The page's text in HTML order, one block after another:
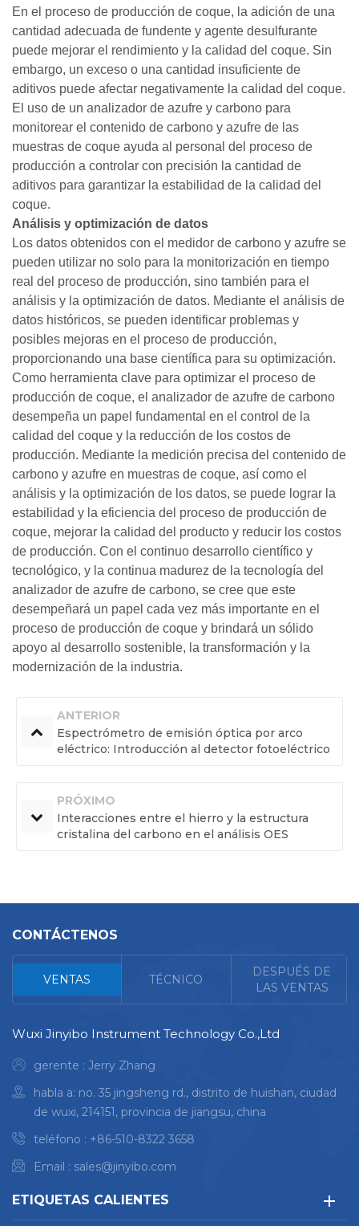
En el proceso de producción de coque, la adición de una
cantidad adecuada de fundente y agente desulfurante
puede mejorar el rendimiento y la calidad del coque. Sin
embargo, un exceso o una cantidad insuficiente de
aditivos puede afectar negativamente la calidad del coque.
El uso de un analizador de azufre y carbono para
monitorear el contenido de carbono y azufre de las
muestras de coque ayuda al personal del proceso de
producción a controlar con precisión la cantidad de
aditivos para garantizar la estabilidad de la calidad del
coque.
Análisis y optimización de datos
Los datos obtenidos con el medidor de carbono y azufre se
pueden utilizar no solo para la monitorización en tiempo
real del proceso de producción, sino también para el
análisis y la optimización de datos. Mediante el análisis de
datos históricos, se pueden identificar problemas y
posibles mejoras en el proceso de producción,
proporcionando una base científica para su optimización.
Como herramienta clave para optimizar el proceso de
producción de coque, el analizador de azufre de carbono
desempeña un papel fundamental en el control de la
calidad del coque y la reducción de los costos de
producción. Mediante la medición precisa del contenido de
carbono y azufre en muestras de coque, así como el
análisis y la optimización de los datos, se puede lograr la
estabilidad y la eficiencia del proceso de producción de
coque, mejorar la calidad del producto y reducir los costos
de producción. Con el continuo desarrollo científico y
tecnológico, y la continua madurez de la tecnología del
analizador de azufre de carbono, se cree que este
desempeñará un papel cada vez más importante en el
proceso de producción de coque y brindará un sólido
apoyo al desarrollo sostenible, la transformación y la
modernización de la industria.
ANTERIOR
Espectrómetro de emisión óptica por arco
eléctrico: Introducción al detector fotoeléctrico
PRÓXIMO
Interacciones entre el hierro y la estructura
cristalina del carbono en el análisis OES
CONTÁCTENOS
VENTAS TÉCNICO
<
DESPUÉS DE
LAS VENTAS
Wuxi Jinyibo Instrument Technology Co.,Ltd
gerente : Jerry Zhang
habla a: no. 35 jingsheng rd., distrito de huishan, ciudad
de wuxi, 214151, provincia de jiangsu, china
teléfono : +86-510-8322 3658
Email : sales@jinyibo.com
ETIQUETAS CALIENTES